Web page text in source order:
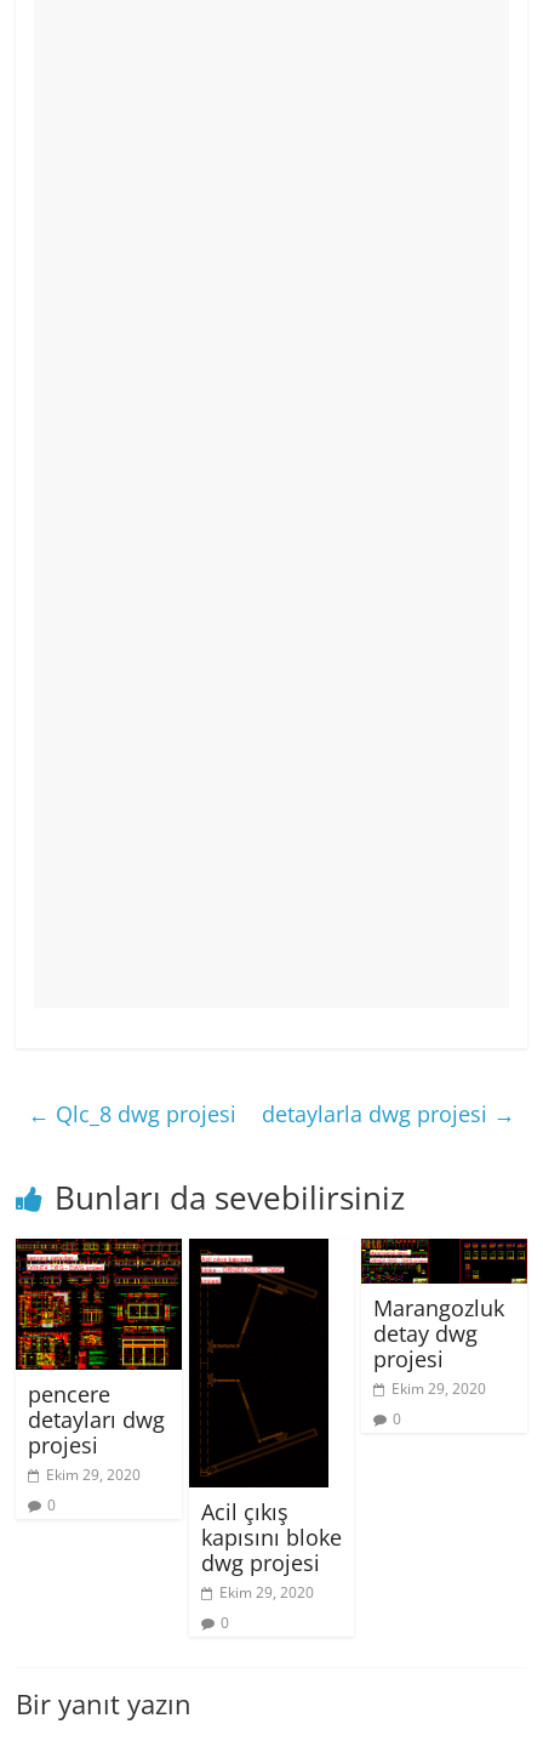
← Qlc_8 dwg projesi detaylarla dwg projesi →
Bunları da sevebilirsiniz
pencere
detayları dwg
projesi
Ekim 29, 2020
0
Acil çıkış
kapısını bloke
dwg projesi
Ekim 29, 2020
0
Marangozluk
detay dwg
projesi
Ekim 29, 2020
0
Bir yanıt yazın